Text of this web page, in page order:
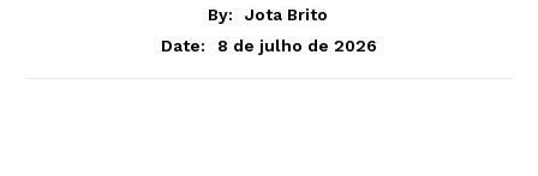
By:
Jota Brito
Date:
8 de julho de 2026